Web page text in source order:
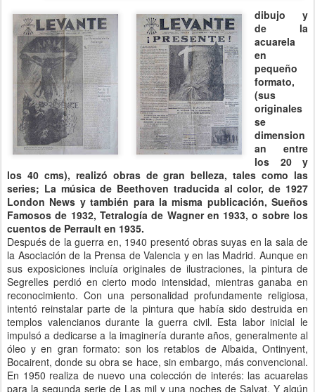
dibujo y
de la
acuarela
en
pequeño
formato,
(sus
originales
se
dimension
an entre
los 20 y
los 40 cms), realizó obras de gran belleza, tales como las
series; La música de Beethoven traducida al color, de 1927
London News y también para la misma publicación, Sueños
Famosos de 1932, Tetralogía de Wagner en 1933, o sobre los
cuentos de Perrault en 1935.
Después de la guerra en, 1940 presentó obras suyas en la sala de
la Asociación de la Prensa de Valencia y en las Madrid. Aunque en
sus exposiciones incluía originales de ilustraciones, la pintura de
Segrelles perdió en cierto modo intensidad, mientras ganaba en
reconocimiento. Con una personalidad profundamente religiosa,
intentó reinstalar parte de la pintura que había sido destruida en
templos valencianos durante la guerra civil. Esta labor inicial le
impulsó a dedicarse a la imaginería durante años, generalmente al
óleo y en gran formato: son los retablos de Albaida, Ontinyent,
Bocairent, donde su obra se hace, sin embargo, más convencional.
En 1950 realiza de nuevo una colección de interés: las acuarelas
para la segunda serie de Las mil y una noches de Salvat. Y algún